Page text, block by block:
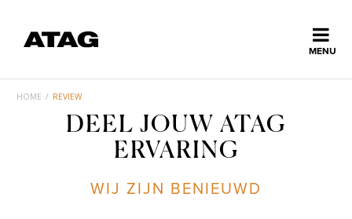
MENU
Home
HOME / REVIEW
DEEL JOUW ATAG
ERVARING
WIJ ZIJN BENIEUWD